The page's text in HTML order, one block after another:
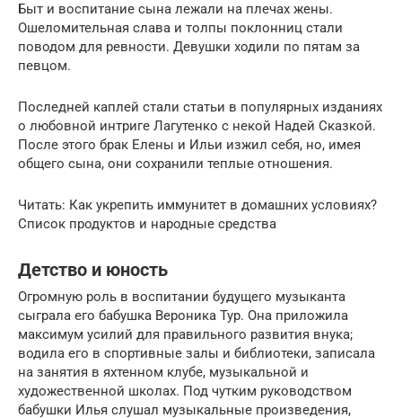
Быт и воспитание сына лежали на плечах жены.
Ошеломительная слава и толпы поклонниц стали
поводом для ревности. Девушки ходили по пятам за
певцом.
Последней каплей стали статьи в популярных изданиях
о любовной интриге Лагутенко с некой Надей Сказкой.
После этого брак Елены и Ильи изжил себя, но, имея
общего сына, они сохранили теплые отношения.
Читать: Как укрепить иммунитет в домашних условиях?
Список продуктов и народные средства
Детство и юность
Огромную роль в воспитании будущего музыканта
сыграла его бабушка Вероника Тур. Она приложила
максимум усилий для правильного развития внука;
водила его в спортивные залы и библиотеки, записала
на занятия в яхтенном клубе, музыкальной и
художественной школах. Под чутким руководством
бабушки Илья слушал музыкальные произведения,